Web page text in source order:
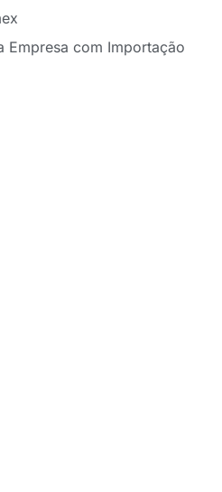
Empresa com Importação